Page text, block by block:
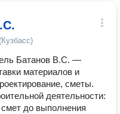
Батанов В.С. —
материалов и
сметы.
деятельности:
смет до выполнения